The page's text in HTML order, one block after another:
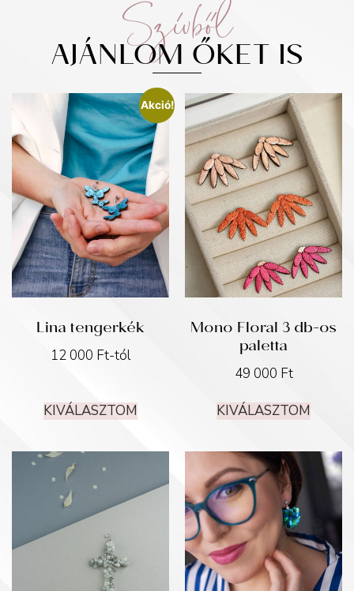
Szívből
AJÁNLOM ŐKET IS
Akció!
Lina tengerkék
12 000 Ft-tól
KIVÁLASZTOM
Mono Floral 3 db-os
paletta
49 000 Ft
KIVÁLASZTOM